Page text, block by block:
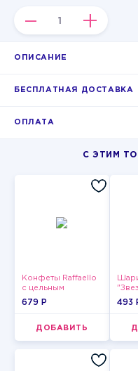
– +
ОПИСАНИЕ
БЕСПЛАТНАЯ ДОСТАВКА
ОПЛАТА
С ЭТИМ
Конфеты Raffaello
с цельным
миндальным
обсыпке 150 г
679 P
ДОБАВИТЬ
493